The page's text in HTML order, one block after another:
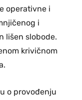
operativne i
i
lišen slobode.
krivičnom
o provođenju